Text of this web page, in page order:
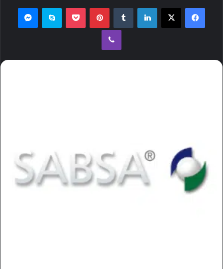
ل
فیسبوک ایکس لینکداین پینتریست پاکت اسکایپ
وایبر